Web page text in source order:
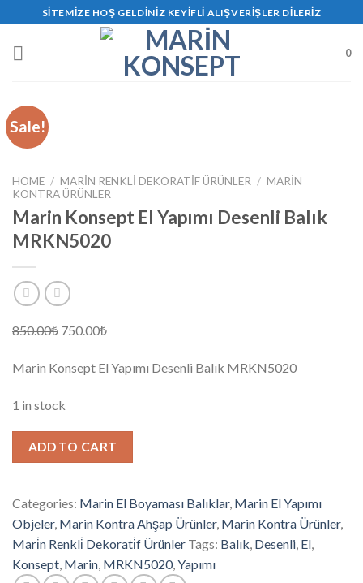
to
content
SITEMIZE HOŞ GELDINIZ KEYIFLI ALIŞVERIŞLER DILERIZ
0
Sale!
HOME / MARİN RENKLİ DEKORATİF ÜRÜNLER / MARIN
KONTRA ÜRÜNLER
Marin Konsept El Yapımı Desenli Balık
MRKN5020
850.00₺ 750.00₺
Marin Konsept El Yapımı Desenli Balık MRKN5020
1 in stock
ADD TO CART
Categories: Marin El Boyaması Balıklar, Marin El Yapımı
Objeler, Marin Kontra Ahşap Ürünler, Marin Kontra Ürünler,
Mari̇n Renkli̇ Dekorati̇f Ürünler Tags: Balık Desenli El
Konsept Marin MRKN5020, Yapımı